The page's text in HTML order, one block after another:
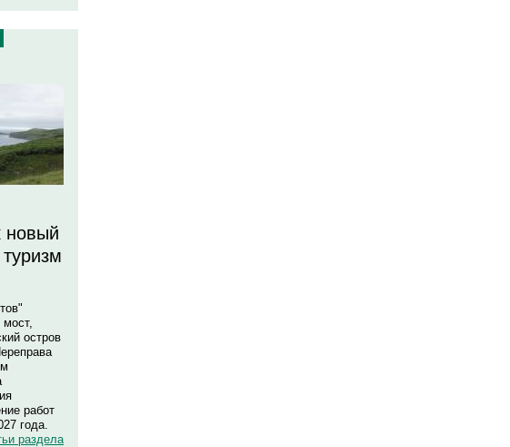
новый
мост,
остров
работ
года.
раздела